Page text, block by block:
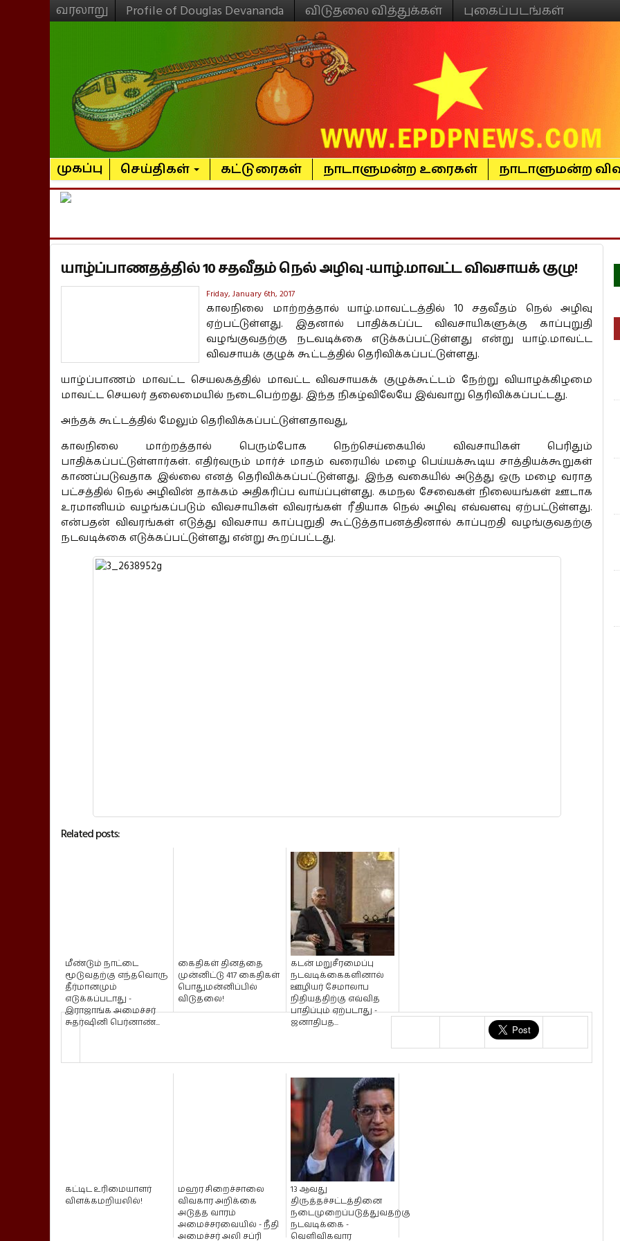
வரலாறு Profile of Douglas Devananda விடுதலை வித்துக்கள் புகைப்படங்கள்
முகப்பு செய்திகள் கட்டுரைகள் நாடாளுமன்ற உரைகள் நாடாளுமன்ற
யாழ்ப்பாணதத்தில் 10 சதவீதம் நெல் அழிவு -யாழ்.மாவட்ட விவசாயக் குழு!
Friday, January 6th, 2017
காலநிலை மாற்றத்தால் யாழ்.மாவட்டத்தில் 10 சதவீதம் நெல் அழிவு
ஏற்பட்டுள்ளது. இதனால் பாதிக்கப்ப்ட விவசாயிகளுக்கு காப்புறுதி
வழங்குவதற்கு நடவடிக்கை எடுக்கப்பட்டுள்ளது என்று யாழ்.மாவட்ட
விவசாயக் குழுக் கூட்டத்தில் தெரிவிக்கப்பட்டுள்ளது.
யாழ்ப்பாணம் மாவட்ட செயலகத்தில் மாவட்ட விவசாயகக் குழுக்கூட்டம் நேற்று வியாழக்கிழமை
மாவட்ட செயலர் தலைமையில் நடைபெற்றது. இந்த நிகழ்விலேயே இவ்வாறு தெரிவிக்கப்பட்டது.
அந்தக் கூட்டத்தில் மேலும் தெரிவிக்கப்பட்டுள்ளதாவது,
காலநிலை மாற்றத்தால் பெரும்போக நெற்செய்கையில் விவசாயிகள் பெரிதும்
பாதிக்கப்பட்டுள்ளார்கள். எதிர்வரும் மார்ச் மாதம் வரையில் மழை பெய்யக்கூடிய சாத்தியக்கூறுகள்
காணப்படுவதாக இல்லை எனத் தெரிவிக்கப்பட்டுள்ளது. இந்த வகையில் அடுத்து ஒரு மழை வராத
பட்சத்தில் நெல் அழிவின் தாக்கம் அதிகரிப்ப வாய்ப்புள்ளது. கமநல சேவைகள் நிலையங்கள் ஊடாக
உரமானியம் வழங்கப்படும் விவசாயிகள் விவரங்கள் ரீதியாக நெல் அழிவு எவ்வளவு ஏற்பட்டுள்ளது.
என்பதன் விவரங்கள் எடுத்து விவசாய காப்புறுதி கூட்டுத்தாபனத்தினால் காப்புறதி வழங்குவதற்கு
நடவடிக்கை எடுக்கப்பட்டுள்ளது என்று கூறப்பட்டது.
Related posts:
மீண்டும் நாட்டை
மூடுவதற்கு எந்தவொரு
தீர்மானமும்
எடுக்கப்படாது -
இராஜாங்க அமைச்சர்
சுதர்ஷினி பெர்னாண்...
கைதிகள் தினத்தை
முன்னிட்டு 417 கைதிகள்
பொதுமன்னிப்பில்
விடுதலை!
கடன் மறுசீரமைப்பு
நடவடிக்கைகளினால்
ஊழியர் சேமாலாப
நிதியத்திற்கு எவ்வித
பாதிப்பும் ஏற்படாது -
ஜனாதிபத...
கட்டிட உரிமையாளர்
விளக்கமறியலில்!
மஹர சிறைச்சாலை
விவகார அறிக்கை
அடுத்த வாரம்
அமைச்சரவையில் - நீதி
அமைச்சர் அலி சப்ரி
13 ஆவது
திருத்தச்சட்டத்தினை
நடைமுறைப்படுத்துவதற்கு
நடவடிக்கை -
வெளிவிகவார